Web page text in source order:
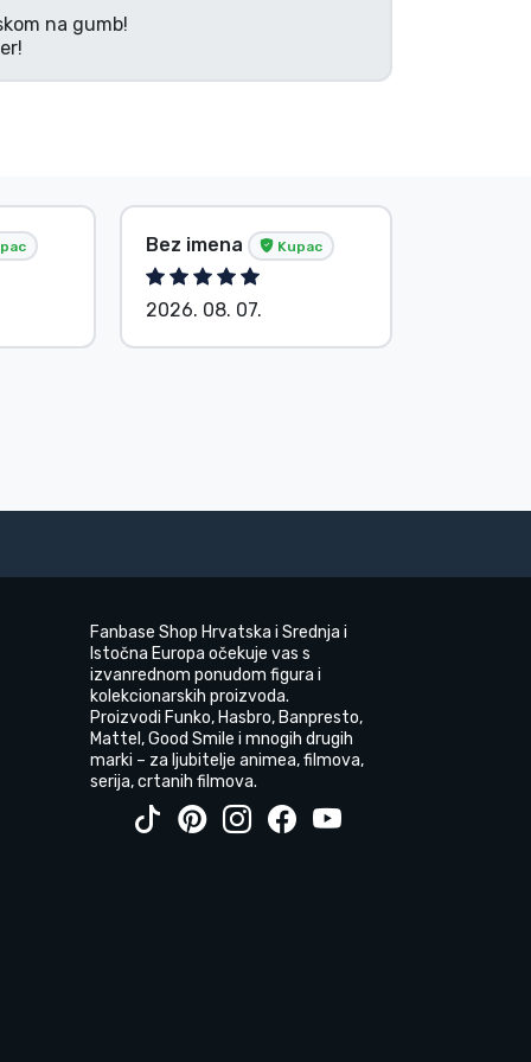
na gumb!
Bez imena Kupac
2026. 08. 07.
Fanbase Shop Hrvatska i Srednja i
Istočna Europa očekuje vas s
izvanrednom ponudom figura i
kolekcionarskih proizvoda.
Proizvodi Funko, Hasbro, Banpresto,
Mattel, Good Smile i mnogih drugih
marki – za ljubitelje animea, filmova,
serija, crtanih filmova.